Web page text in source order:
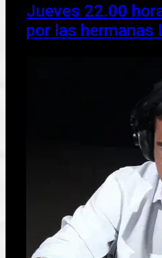
Jueves 22.00
por las hermanas